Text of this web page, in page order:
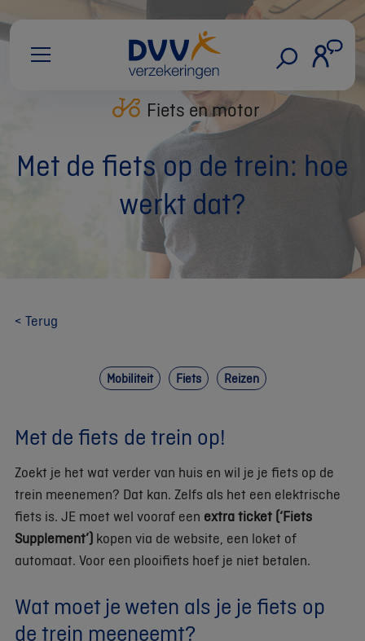
Fiets en motor
Met de fiets op de trein: hoe
werkt dat?
< Terug
Mobiliteit Fiets Reizen
Met de fiets de trein op!
Zoekt je het wat verder van huis en wil je je fiets op de
trein meenemen? Dat kan. Zelfs als het een elektrische
fiets is. JE moet wel vooraf een extraticket (‘Fiets
Supplement’) kopen via de website, een loket of
automaat. Voor een plooifiets hoef je niet betalen.
Wat moet je weten als je je fiets op
de trein meeneemt?